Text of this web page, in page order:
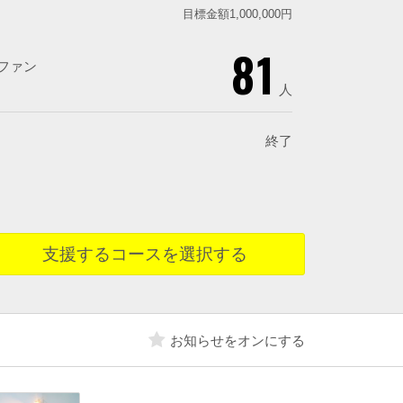
目標金額1,000,000円
ァン 81 人
終了
支援するコースを選択する
お知らせをオンにする